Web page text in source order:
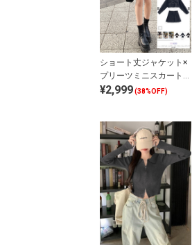
ショート丈ジャケット×
プリーツミニスカートセ
ットアップ
¥2,999(38%OFF)